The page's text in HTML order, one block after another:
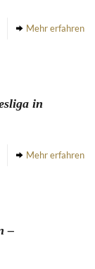
Mehr erfahren
in
Mehr erfahren
–